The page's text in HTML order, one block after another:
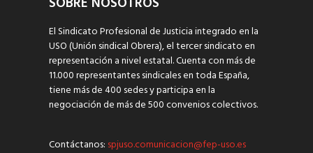
El Sindicato Profesional de Justicia integrado en la
USO (Unión sindical Obrera), el tercer sindicato en
representación a nivel estatal. Cuenta con más de
11.000 representantes sindicales en toda España,
tiene más de 400 sedes y participa en la
negociación de más de 500 convenios colectivos.
Contáctanos: spjuso.comunicacion@fep-uso.es